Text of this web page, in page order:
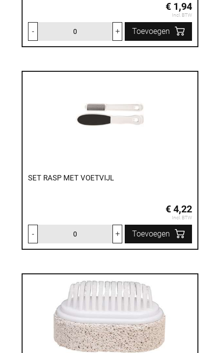
€ 1,94
Incl. BTW
- + Toevoegen
SET RASP MET VOETVIJL
€ 4,22
Incl. BTW
- + Toevoegen